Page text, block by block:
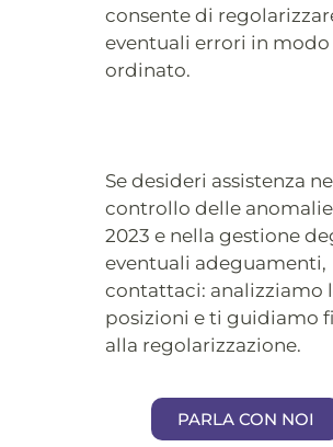
consente di
eventuali errori in modo
ordinato.
Se desideri assistenza
controllo delle anomalie
2023 e nella gestione
eventuali adeguamenti,
contattaci: analizziamo
posizioni e ti guidiamo
alla regolarizzazione.
PARLA CON NOI